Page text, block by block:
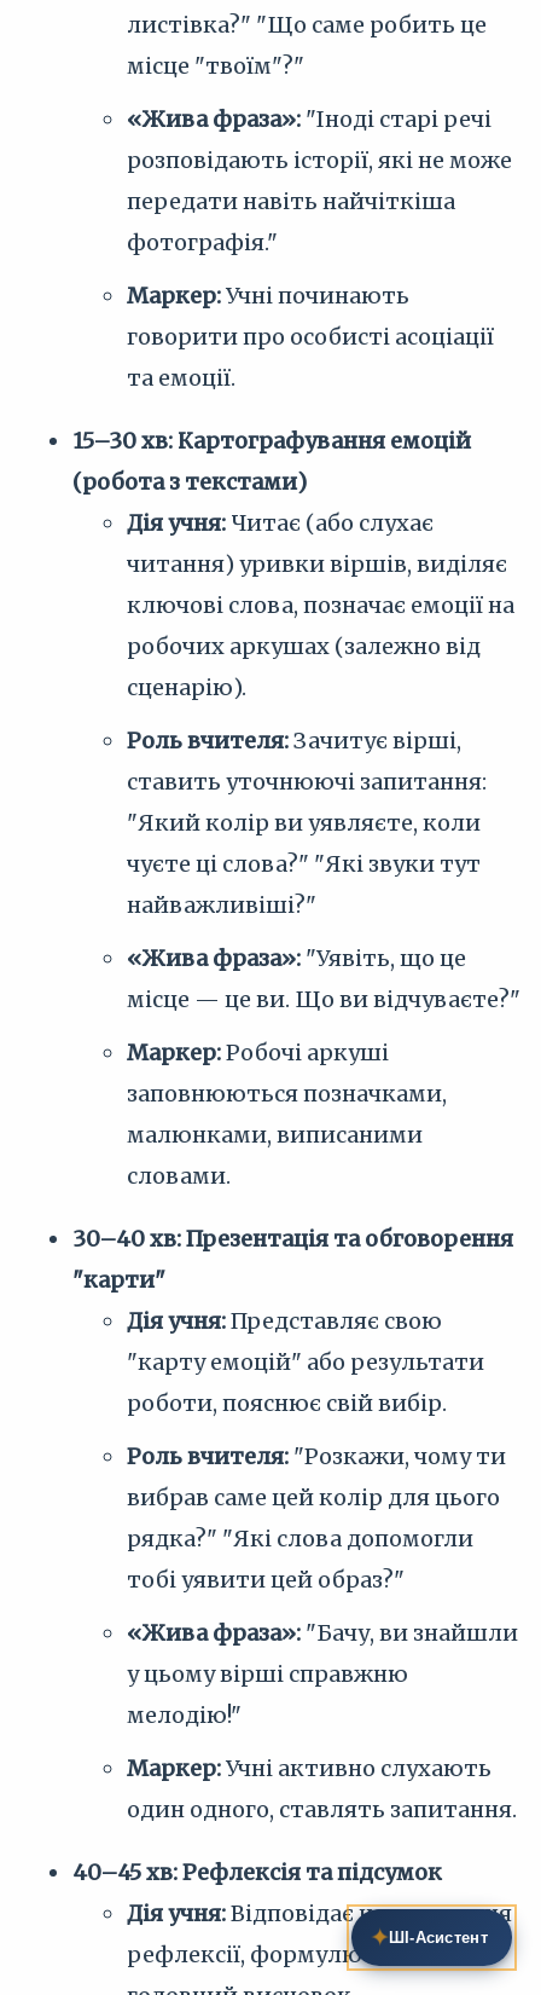
листівка?" "Що саме робить це
місце "твоїм"?"
«Жива фраза»: "Іноді старі речі
розповідають історії, які не може
передати навіть найчіткіша
фотографія."
Маркер:Учні починають
говорити про особисті асоціації
та емоції.
15–30 хв: Картографування емоцій
(робота з текстами)
Дія учня: Читає (або слухає
читання) уривки віршів, виділяє
ключові слова, позначає емоції на
робочих аркушах (залежно від
сценарію).
Роль вчителя:Зачитує вірші,
ставить уточнюючі запитання:
"Який колір ви уявляєте, коли
чуєте ці слова?" "Які звуки тут
найважливіші?"
«Жива фраза»: "Уявіть, що це
місце — це ви. Що ви відчуваєте?"
Маркер:Робочі аркуші
заповнюються позначками,
малюнками, виписаними
словами.
30–40 хв: Презентація та обговорення
"карти"
Дія учня:Представляє свою
"карту емоцій" або результати
роботи, пояснює свій вибір.
Роль вчителя: "Розкажи, чому ти
вибрав саме цей колір для цього
рядка?" "Які слова допомогли
тобі уявити цей образ?"
«Жива фраза»: "Бачу, ви знайшли
у цьому вірші справжню
мелодію!"
Маркер:Учні активно слухають
один одного, ставлять запитання.
40–45 хв: Рефлексія та підсумок
Дія учня:Відповідає на запитання
рефлексії, формулює свій
✦ ШІ‑Асистент